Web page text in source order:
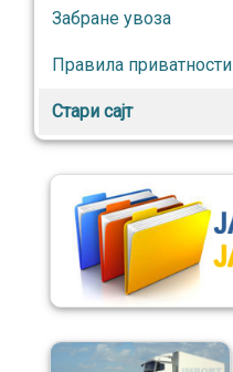
Забране увоза
Правила приватности
Стари сајт